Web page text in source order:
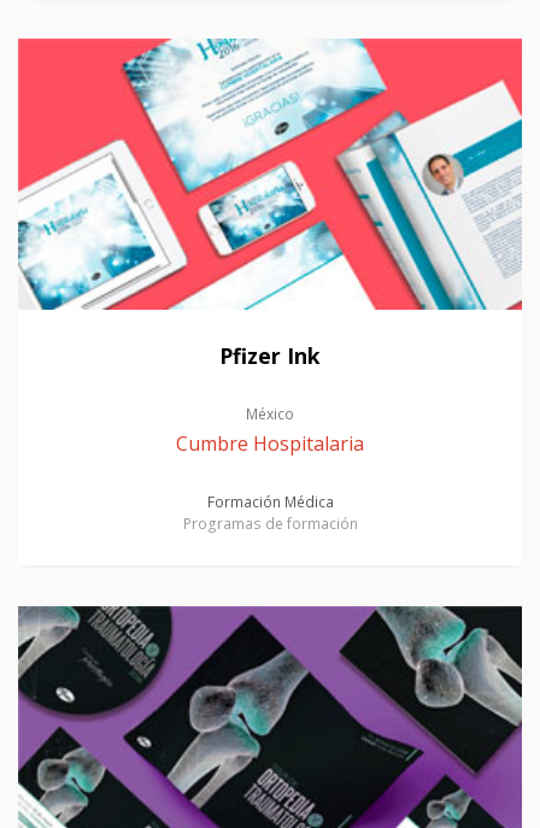
Pfizer Ink
México
Cumbre Hospitalaria
Formación Médica
Programas de formación